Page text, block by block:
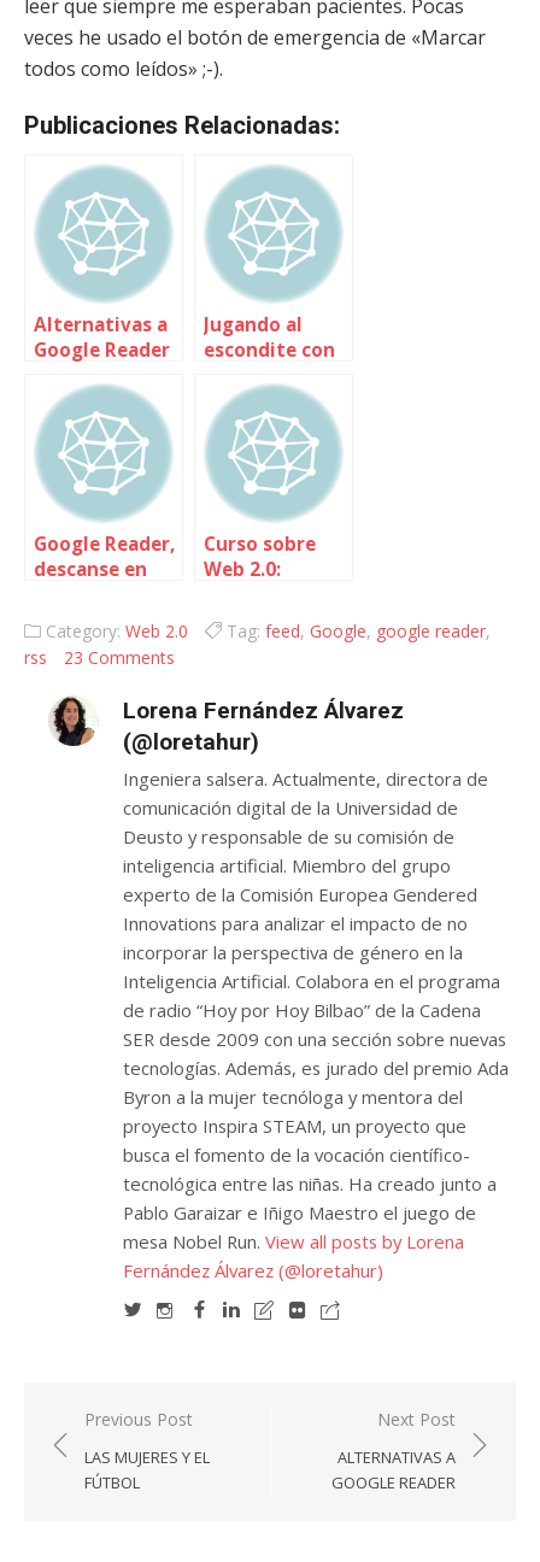
leer que siempre me esperaban pacientes. Pocas
veces he usado el botón de emergencia de «Marcar
todos como leídos» ;-).
Publicaciones Relacionadas:
Alternativas a
Google Reader
Jugando al
escondite con
Google Reader,
descanse en
Curso sobre
Web 2.0:
Category: Web 2.0 Tag: feed, Google, google reader,
rss
23 Comments
Lorena Fernández Álvarez
(@loretahur)
Ingeniera salsera. Actualmente, directora de
comunicación digital de la Universidad de
Deusto y responsable de su comisión de
inteligencia artificial. Miembro del grupo
experto de la Comisión Europea Gendered
Innovations para analizar el impacto de no
incorporar la perspectiva de género en la
Inteligencia Artificial. Colabora en el programa
de radio “Hoy por Hoy Bilbao” de la Cadena
SER desde 2009 con una sección sobre nuevas
tecnologías. Además, es jurado del premio Ada
Byron a la mujer tecnóloga y mentora del
proyecto Inspira STEAM, un proyecto que
busca el fomento de la vocación científico-
tecnológica entre las niñas. Ha creado junto a
Pablo Garaizar e Iñigo Maestro el juego de
mesa Nobel Run. View all posts by Lorena
Fernández Álvarez (@loretahur)
Navegación
de
entradas
Previous Post
LAS MUJERES Y EL
FÚTBOL
Next Post
ALTERNATIVAS A
GOOGLE READER